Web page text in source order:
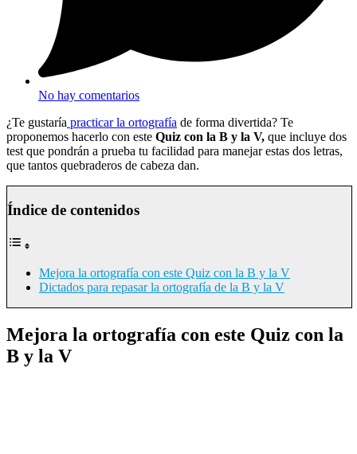
No hay comentarios
¿Te gustaría practicar la ortografía de forma divertida? Te
proponemos hacerlo con este Quiz con la B y la V, que incluye dos
test que pondrán a prueba tu facilidad para manejar estas dos letras,
que tantos quebraderos de cabeza dan.
Índice de contenidos
Mejora la ortografía con este Quiz con la B y la V
Dictados para repasar la ortografía de la B y la V
Mejora la ortografía con este Quiz con la
B y la V